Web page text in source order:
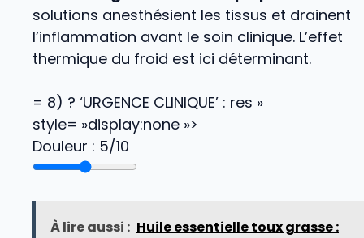
solutions anesthésient les tissus et drainent
l’inflammation avant le soin clinique. L’effet
thermique du froid est ici déterminant.
= 8) ? ‘URGENCE CLINIQUE’ : res »
style= »display:none »>
Douleur : 5/10
À lire aussi : Huile essentielle toux grasse :